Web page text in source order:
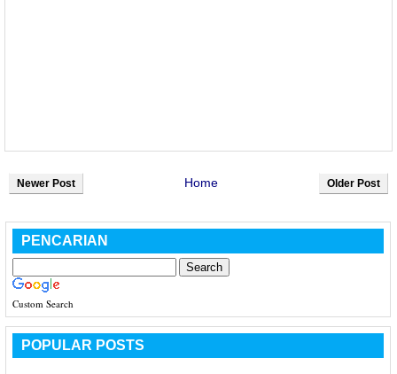
Newer Post Older Post
Home
PENCARIAN
Custom Search
POPULAR POSTS